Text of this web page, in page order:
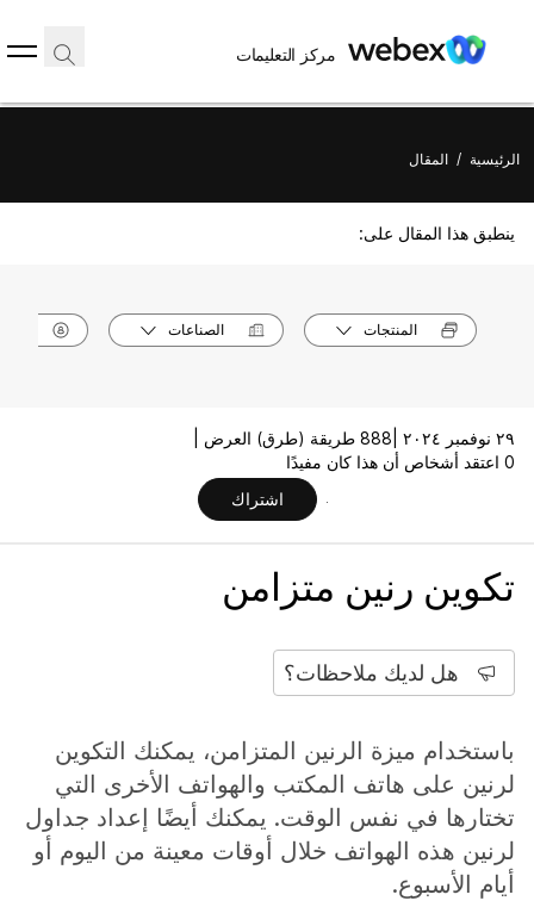
مركز التعليمات
الرئيسية / المقال
ينطبق هذا المقال على:
المنتجات الصناعات
٢٩ نوفمبر ٢٠٢٤ |
888 طريقة (طرق) العرض |
0 اعتقد أشخاص أن هذا كان مفيدًا
اشتراك
تكوين رنين متزامن
هل لديك ملاحظات؟
باستخدام ميزة الرنين المتزامن، يمكنك التكوين
لرنين على هاتف المكتب والهواتف الأخرى التي
تختارها في نفس الوقت. يمكنك أيضًا إعداد جداول
لرنين هذه الهواتف خلال أوقات معينة من اليوم أو
أيام الأسبوع.